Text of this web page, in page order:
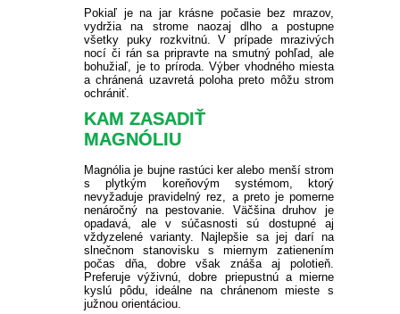
SEMENÁ TRVALIEK
SEMENÁ ZELENINY
LISTOVÁ ZELENINA
PLODOVÁ ZELENINA
KOREŇOVÁ ZELENINA
STRUKOVÁ ZELENINA
HLÚBOVÁ ZELENINA
SEMENÁ LÚČNYCH KVETOV
BIO SEMENÁ
SUBSTRÁTY A ZEMINY
PLNOKVETÉ
OSTATNÉ
JEDNODUCHÉ KLASICKÉ
OSTATNÉ
BOTANICKÉ
KVITNÚCE NA JESEŇ
VEĽKOKVETÉ
HYACINTY
OKRASNÉ CESNAKY
VYSOKÉ ĽALIE
GLADIOLY
BEGÓNIE
PREVISLÉ
STRAPKATÉ
VEĽKOKVETÉ
OSTATNÉ
ZORNICE
GEORGÍNY
OSTATNÉ
MUŠKÁTY VZPRIAMENÉ
PELARGÓNIE NETRADIČNÉ
VEĽKOKVETÉ PETÚNIE
OVOCIE A ZELENINA
BYLINKY NA BALKÓN
ČREPNÍKOVÉ RASTLINY
ČREPNÍKOVÉ KVETY
BALKÓNOVÉ KVETY NA
PRIAME SLNKO
NEMESIA
ČIERNOOKÁ ZUZANA
BALKÓNOVÉ KVETY
VHODNÉ DO TIEŇA /
POLOTIEŇA
PRÍSLUŠENSTVO K
BALKÓNOVÝM RASTLINÁM
CYPRUŠTEKY
BORIEVKY
OKRASNÉ BOROVICE
OKRASNÉ JEDLE
OKRASNÉ SMREKY
IHLIČNANY NA KMIENKU
TRPASLIČIE IHLIČNANY
OKRASNÉ JAVORY
KVITNÚCE STROMY
STĹPOVITÉ OKRASNÉ
STROMY
OKRASNÉ KRÍKY
OKRASNÉ KRÍKY
VŽDYZELENÉ
OKRASNÉ KRÍKY DO TIEŇA
KVITNÚCE KRÍKY NA SLNKO
KRÍKY KVITNÚCE V LETE
KRÍKY KVITNÚCE V ZIME
POPÍNAVÉ RASTLINY
BREČTANY
VISTÉRIA
PLAMIENKY
KVITNÚCE POPÍNAVÉ
RASTLINY
RUŽE
POPÍNAVÉ RUŽE
ČAJOHYBRIDY
MNOHOKVETÉ RUŽE
STROMČEKOVÉ RUŽE
OKRASNÉ TRÁVY
OKRASNÉ TRÁVY NÍZKE
KOSTRAVA
OSTRICA
OKRASNÉ TRÁVY VYSOKÉ
KORTADÉRIA
TRVALKY
VYSOKÉ TRVALKY
NÍZKE TRVALKY
ŽIVÉ PLOTY
NEOPADAVÝ ŽIVÝ PLOT
HORTENZIE
SKORÉ JAHODY
POLOSKORÉ JAHODY
NESKORÉ JAHODY
STÁLEPLODIACE JAHODY
BIELE A LESNÉ JAHODY
OVOCNÉ DREVINY
JABLONE
LETNÉ JABLONE
ZIMNÉ JABLONE
REZISTENTNÉ JABLONE
STĹPOVITÉ JABLONE
HRUŠKY
ČEREŠŇE A VIŠNE
SLIVKY A RINGLÓTY
MARHULE
BROSKYNE A NEKTARINKY
DROBNÉ OVOCIE
BRUSNICE
ČUČORIEDKY
ČERNICE
EGREŠE
MALINY
NETRADIČNÉ OVOCIE
ARÓNIA
FIGOVNÍK
HURMIKAKI
KIWI
VINIČ
PRIESADY ZELENINY
PRIESADY PARADAJOK
PRIESADY UHORIEK
PRÍSLUŠENSTVO K
ÚŽITKOVEJ ZÁHRADE
AKCIE
ZĽAVA 50 %
ZĽAVA 70 %
ZĽAVA 30 %
ZĽAVA 10 %
Pokiaľ je na jar krásne počasie bez mrazov,
vydržia na strome naozaj dlho a postupne
všetky puky rozkvitnú. V prípade mrazivých
nocí či rán sa pripravte na smutný pohľad, ale
bohužiaľ, je to príroda. Výber vhodného miesta
a chránená uzavretá poloha preto môžu strom
ochrániť.
KAM ZASADIŤ
MAGNÓLIU
Magnólia je bujne rastúci ker alebo menší strom
s plytkým koreňovým systémom, ktorý
nevyžaduje pravidelný rez, a preto je pomerne
nenáročný na pestovanie. Väčšina druhov je
opadavá, ale v súčasnosti sú dostupné aj
vždyzelené varianty. Najlepšie sa jej darí na
slnečnom stanovisku s miernym zatienením
počas dňa, dobre však znáša aj polotieň.
Preferuje výživnú, dobre priepustnú a mierne
kyslú pôdu, ideálne na chránenom mieste s
južnou orientáciou.